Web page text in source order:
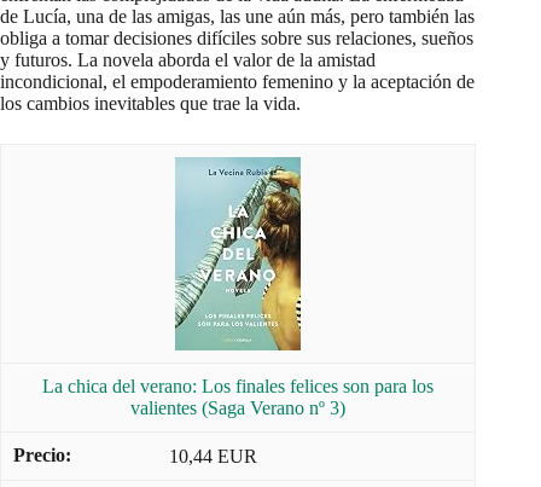
de Lucía, una de las amigas, las une aún más, pero también las
obliga a tomar decisiones difíciles sobre sus relaciones, sueños
y futuros. La novela aborda el valor de la amistad
incondicional, el empoderamiento femenino y la aceptación de
los cambios inevitables que trae la vida.
La chica del verano: Los finales felices son para los
valientes (Saga Verano nº 3)
10,44 EUR